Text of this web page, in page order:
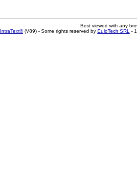
Best viewed with any
IntraText®(V89) - Some rights reserved by EuloTech SRL -